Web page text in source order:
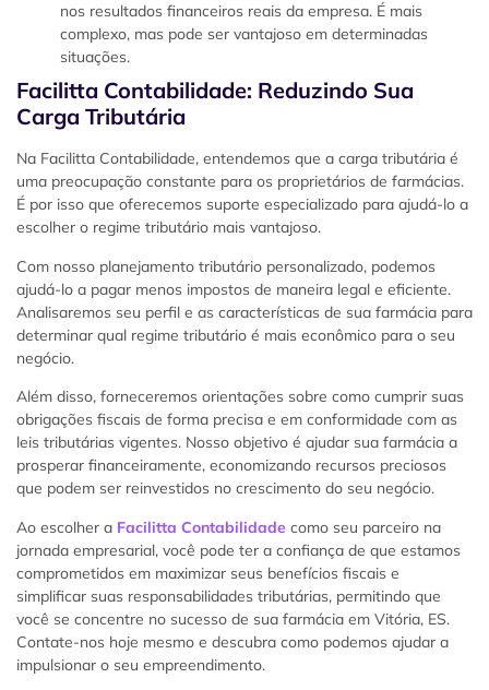
nos resultados financeiros reais da empresa. É mais
complexo, mas pode ser vantajoso em determinadas
situações.
Facilitta Contabilidade: Reduzindo Sua
Carga Tributária
Na Facilitta Contabilidade, entendemos que a carga tributária é
uma preocupação constante para os proprietários de farmácias.
É por isso que oferecemos suporte especializado para ajudá-lo a
escolher o regime tributário mais vantajoso.
Com nosso planejamento tributário personalizado, podemos
ajudá-lo a pagar menos impostos de maneira legal e eficiente.
Analisaremos seu perfil e as características de sua farmácia para
determinar qual regime tributário é mais econômico para o seu
negócio.
Além disso, forneceremos orientações sobre como cumprir suas
obrigações fiscais de forma precisa e em conformidade com as
leis tributárias vigentes. Nosso objetivo é ajudar sua farmácia a
prosperar financeiramente, economizando recursos preciosos
que podem ser reinvestidos no crescimento do seu negócio.
Ao escolher a Facilitta Contabilidade como seu parceiro na
jornada empresarial, você pode ter a confiança de que estamos
comprometidos em maximizar seus benefícios fiscais e
simplificar suas responsabilidades tributárias, permitindo que
você se concentre no sucesso de sua farmácia em Vitória, ES.
Contate-nos hoje mesmo e descubra como podemos ajudar a
impulsionar o seu empreendimento.